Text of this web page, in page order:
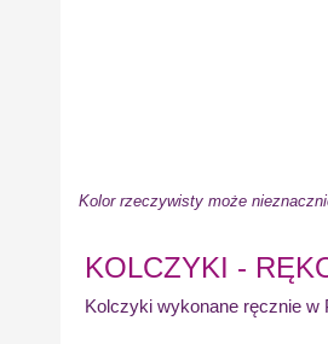
Kolor rzeczywisty może
KOLCZYKI -
Kolczyki wykonane ręcznie w